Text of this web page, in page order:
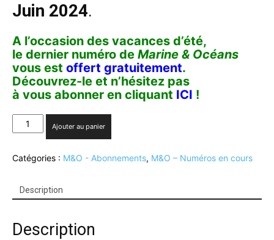
Juin 2024.
A l’occasion des vacances d’été,
le dernier numéro de Marine & Océans
vous est offert gratuitement.
Découvrez-le et n’hésitez pas
à vous abonner en cliquant ICI !
quantité
de
:
283
(numéro
Ajouter au panier
Catégories : M&O - Abonnements, M&O – Numéros en cours
Description
Description